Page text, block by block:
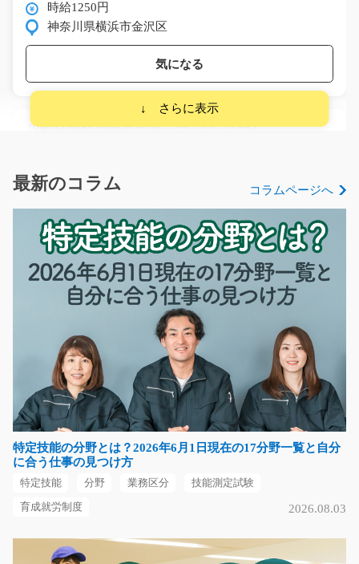
時給1250円
神奈川県横浜市金沢区
気になる
化粧品原料の製造スタッフ/g06_00771
＼ 化粧品原料を製造する工場での製造オペレーター業
長期（3ヶ月以上）
時給1,500円
京都府京都市南区
気になる
組立作業 綺麗な工場内！電子部品を扱う/y08_00
急募
モクモク作業が好きな方必見です☆綺麗な工場内で工具
を使って順番通りにネ…
長期（3ヶ月以上）
時給1000円～
熊本県阿蘇市
最新のコラム コラムページへ
特定技能の分野とは？2026年6月1日現在の17分野一覧と自分
に合う仕事の見つけ方
特定技能 分野 業務区分 技能測定試験
育成就労制度 2026.08.03